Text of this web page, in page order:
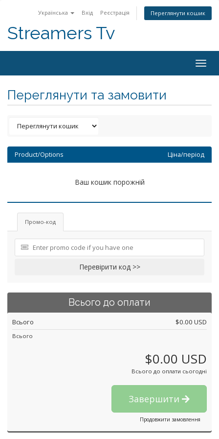
Українська Вхід Реєстрація Переглянути кошик
Streamers Tv
Переглянути та замовити
Product/Options Ціна/період
Ваш кошик порожній
Промо-код
Перевірити код >>
Всього до оплати
Всього $0.00 USD
Всього
$0.00 USD
Всього до оплати сьогодні
Завершити
Продовжити замовлення